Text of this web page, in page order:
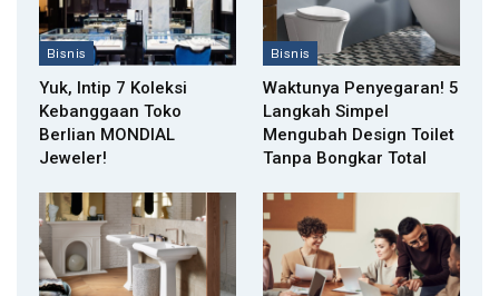
Bisnis
Yuk, Intip 7 Koleksi
Kebanggaan Toko
Berlian MONDIAL
Jeweler!
Bisnis
Waktunya Penyegaran! 5
Langkah Simpel
Mengubah Design Toilet
Tanpa Bongkar Total